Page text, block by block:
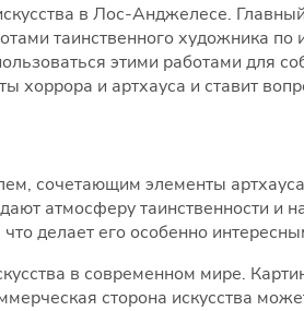
в Лос-Анджелесе.
таинственного художника
этими работами для
хоррора и артхауса и ставит
сочетающим элементы
атмосферу таинственности
делает его особенно
в современном мире.
сторона искусства